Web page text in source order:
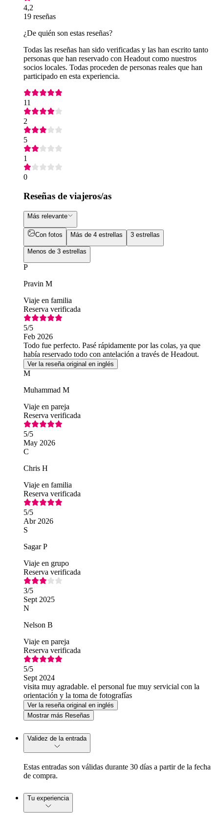
4,2
19 reseñas
¿De quién son estas reseñas?
Todas las reseñas han sido verificadas y las han escrito tanto
personas que han reservado con Headout como nuestros
socios locales. Todas proceden de personas reales que han
participado en esta experiencia.
11
2
5
1
0
Reseñas de viajeros/as
Más relevante
Con fotos Más de 4 estrellas 3 estrellas
Menos de 3 estrellas
P
Pravin M
Viaje en familia
Reserva verificada
5/5
Feb 2026
Todo fue perfecto. Pasé rápidamente por las colas, ya que
había reservado todo con antelación a través de Headout.
Ver la reseña original en inglés
M
Muhammad M
Viaje en pareja
Reserva verificada
5/5
May 2026
C
Chris H
Viaje en familia
Reserva verificada
5/5
Abr 2026
S
Sagar P
Viaje en grupo
Reserva verificada
3/5
Sept 2025
N
Nelson B
Viaje en pareja
Reserva verificada
5/5
Sept 2024
visita muy agradable. el personal fue muy servicial con la
orientación y la toma de fotografías
Ver la reseña original en inglés
Mostrar más Reseñas
Validez de la entrada
Estas entradas son válidas durante 30 días a partir de la fecha
de compra.
Tu experiencia